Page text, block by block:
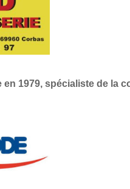
1979, spécialiste de la